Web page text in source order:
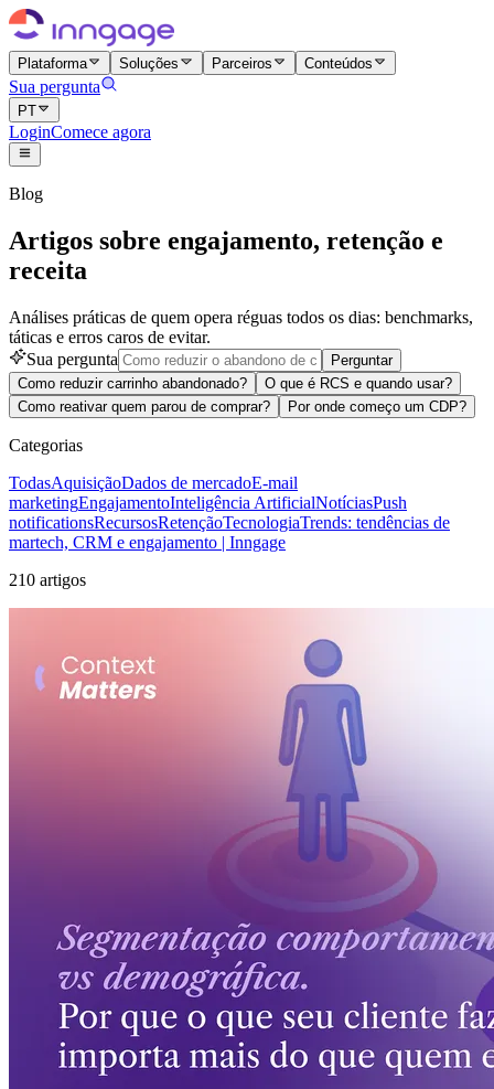
Plataforma Soluções Parceiros Conteúdos
Sua pergunta
PT
LoginComece agora
Blog
Artigos sobre engajamento, retenção e
receita
Análises práticas de quem opera réguas todos os dias: benchmarks,
táticas e erros caros de evitar.
Sua pergunta
Perguntar
Como reduzir carrinho abandonado?
O que é RCS e quando usar?
Como reativar quem parou de comprar?
Por onde começo um CDP?
Categorias
TodasAquisiçãoDados de mercadoE-mail
marketingEngajamentoInteligência ArtificialNotíciasPush
notificationsRecursosRetençãoTecnologiaTrends: tendências de
martech, CRM e engajamento | Inngage
210 artigos